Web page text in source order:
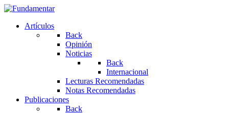
Artículos
Back
Opinión
Noticias
Back
Internacional
Lecturas Recomendadas
Notas Recomendadas
Publicaciones
Back